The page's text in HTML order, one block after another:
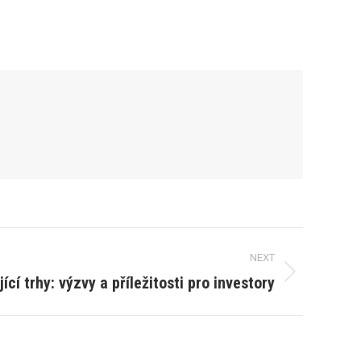
NEXT
trhy: výzvy a příležitosti pro investory